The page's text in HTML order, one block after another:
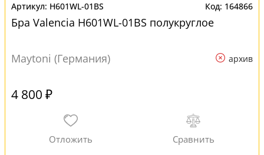
H601WL-01BS 164866
Бра Valencia H601WL-01BS полукруглое
Maytoni (Германия) архив
4 800 ₽